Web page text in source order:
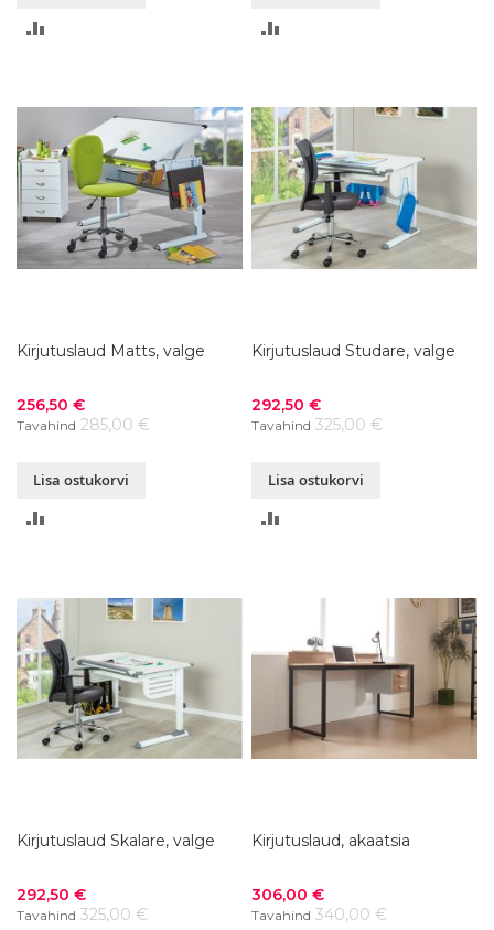
Kirjutuslaud Matts, valge
Soodushind
256,50 €
Tavahind 285,00 €
Lisa ostukorvi
Kirjutuslaud Studare, valge
Soodushind
292,50 €
Tavahind 325,00 €
Lisa ostukorvi
Kirjutuslaud Skalare, valge
Soodushind
292,50 €
Tavahind 325,00 €
Kirjutuslaud, akaatsia
Soodushind
306,00 €
Tavahind 340,00 €